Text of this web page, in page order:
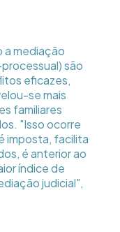
a mediação
são
eficazes,
se mais
familiares
"Isso ocorre
imposta, facilita
é anterior ao
índice de
judicial",